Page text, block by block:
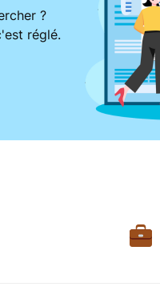
?
réglé.